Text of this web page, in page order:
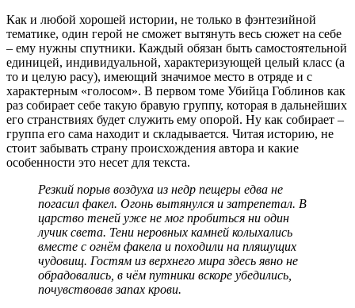
Как и любой хорошей истории, не только в фэнтезийной
тематике, один герой не сможет вытянуть весь сюжет на себе
– ему нужны спутники. Каждый обязан быть самостоятельной
единицей, индивидуальной, характеризующей целый класс (а
то и целую расу), имеющий значимое место в отряде и с
характерным «голосом». В первом томе Убийца Гоблинов как
раз собирает себе такую бравую группу, которая в дальнейших
его странствиях будет служить ему опорой. Ну как собирает –
группа его сама находит и складывается. Читая историю, не
стоит забывать страну происхождения автора и какие
особенности это несет для текста.
Резкий порыв воздуха из недр пещеры едва не
погасил факел. Огонь вытянулся и затрепетал. В
царство теней уже не мог пробиться ни один
лучик света. Тени неровных камней колыхались
вместе с огнём факела и походили на пляшущих
чудовищ. Гостям из верхнего мира здесь явно не
обрадовались, в чём путники вскоре убедились,
почувствовав запах крови.